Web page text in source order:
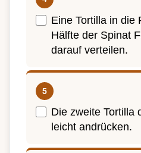
Eine Tortilla in die
Hälfte der Spinat
darauf verteilen.
Die zweite Tortilla
leicht andrücken.